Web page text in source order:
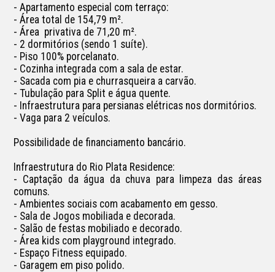
- Apartamento especial com terraço:
- Área total de 154,79 m².
- Área  privativa de 71,20 m².
- 2 dormitórios (sendo 1 suíte).
- Piso 100% porcelanato.
- Cozinha integrada com a sala de estar.
- Sacada com pia e churrasqueira a carvão.
- Tubulação para Split e água quente.
- Infraestrutura para persianas elétricas nos dormitórios.
- Vaga para 2 veículos.
Possibilidade de financiamento bancário.
Infraestrutura do Rio Plata Residence:
- Captação da água da chuva para limpeza das áreas
comuns.
- Ambientes sociais com acabamento em gesso.
- Sala de Jogos mobiliada e decorada.
- Salão de festas mobiliado e decorado.
- Área kids com playground integrado.
- Espaço Fitness equipado.
- Garagem em piso polido.